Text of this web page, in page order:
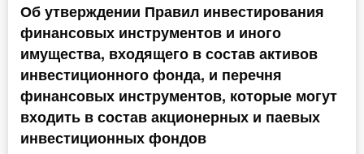
Консультации
Правовая база
Библиотека бухгалтера
Инструменты
Об утверждении Правил инвестирования
финансовых инструментов и иного
имущества, входящего в состав активов
инвестиционного фонда, и перечня
финансовых инструментов, которые могут
входить в состав акционерных и паевых
инвестиционных фондов